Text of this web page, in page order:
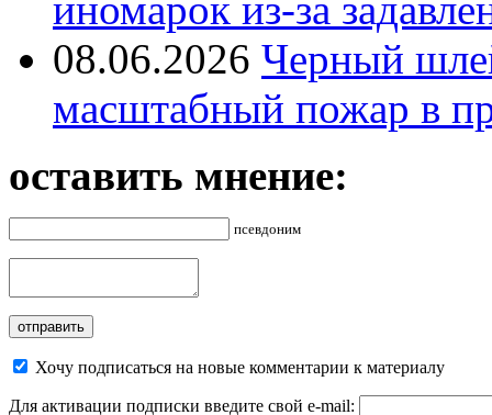
иномарок из-за
08.06.2026 Черный
масштабный пожар в
оставить мнение:
псевдоним
Хочу подписаться на новые комментарии к материалу
Для активации подписки введите свой e-mail: